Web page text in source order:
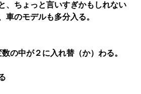
、ちょっと言いすぎかもしれない
車のモデルも多分入る。
の中が２に入れ替（か）わる。